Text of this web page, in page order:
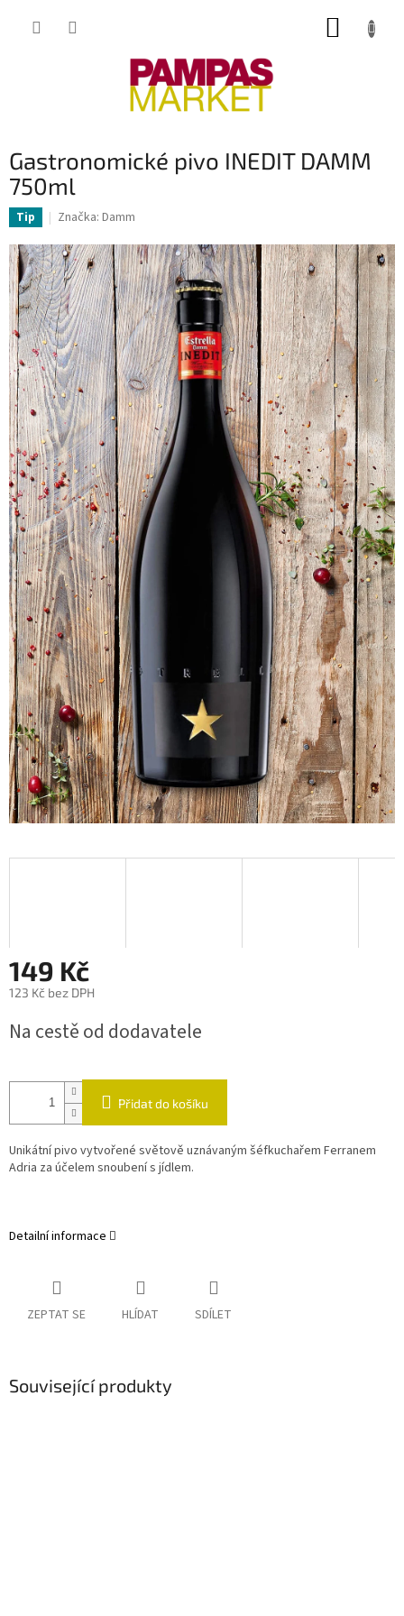
Gastronomické pivo INEDIT DAMM
750ml
Tip Značka: Damm
149 Kč
123 Kč bez DPH
cena:
Na cestě od dodavatele
Přidat do košíku
Unikátní pivo vytvořené světově uznávaným šéfkuchařem Ferranem
Adria za účelem snoubení s jídlem.
Detailní informace
ZEPTAT SE HLÍDAT SDÍLET
Související produkty